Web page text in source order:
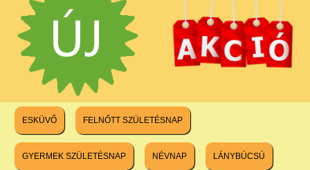
ESKÜVŐ FELNŐTT SZÜLETÉSNAP
GYERMEK SZÜLETÉSNAP NÉVNAP LÁNYBÚCSÚ